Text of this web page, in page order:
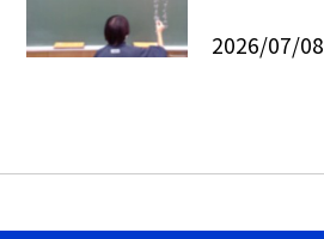
2026/07/08